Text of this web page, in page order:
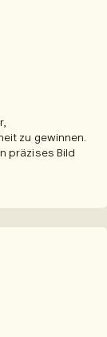
zu gewinnen.
präzises Bild